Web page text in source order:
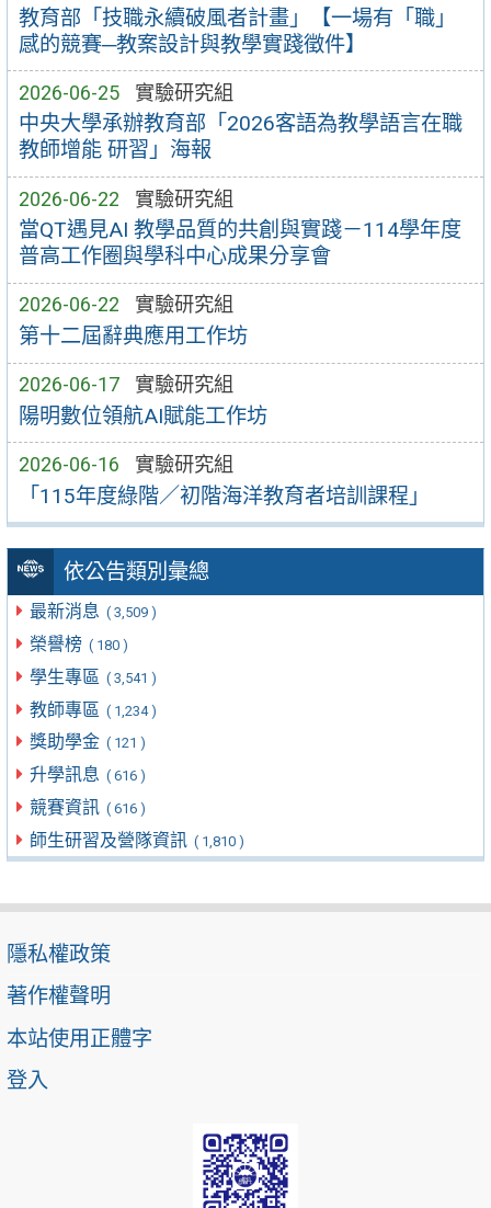
教育部「技職永續破風者計畫」【一場有「職」
感的競賽─教案設計與教學實踐徵件】
2026-06-25 實驗研究組
中央大學承辦教育部「2026客語為教學語言在職
教師增能 研習」海報
2026-06-22 實驗研究組
當QT遇見AI 教學品質的共創與實踐－114學年度
普高工作圈與學科中心成果分享會
2026-06-22 實驗研究組
第十二屆辭典應用工作坊
2026-06-17 實驗研究組
陽明數位領航AI賦能工作坊
2026-06-16 實驗研究組
「115年度綠階／初階海洋教育者培訓課程」
依公告類別彙總
最新消息 ( 3,509 )
榮譽榜 ( 180 )
學生專區 ( 3,541 )
教師專區 ( 1,234 )
獎助學金 ( 121 )
升學訊息 ( 616 )
競賽資訊 ( 616 )
師生研習及營隊資訊 ( 1,810 )
隱私權政策
著作權聲明
本站使用正體字
登入